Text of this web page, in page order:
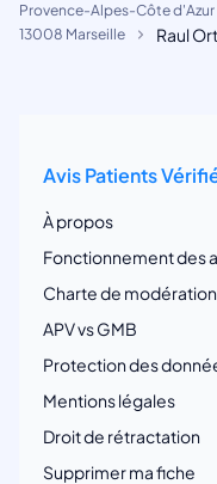
Provence-Alpes-Côte d'Azur
13008 Marseille
Raul
Avis Patients
À propos
Fonctionnement des
Charte de modération
APV vs GMB
Protection des
Mentions légales
Droit de rétractation
Supprimer ma fiche